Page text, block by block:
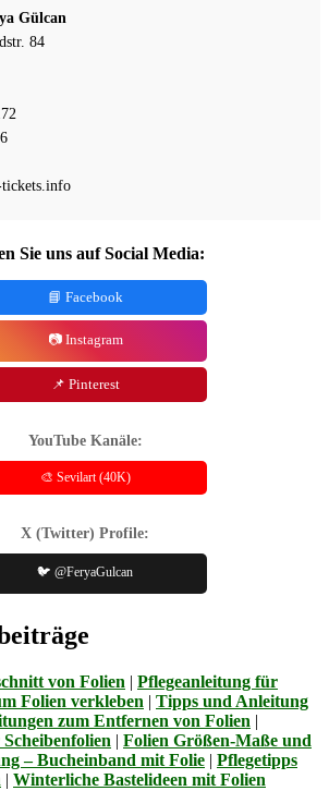
Gülcan
84
tickets.info
Sie uns auf Social Media:
📘 Facebook
📷 Instagram
📌 Pinterest
YouTube Kanäle:
🎨 Sevilart (40K)
X (Twitter) Profile:
🐦 @FeryaGulcan
von Folien | Pflegeanleitung für
Folien verkleben | Tipps und Anleitung
zum Entfernen von Folien |
| Folien Größen-Maße und
– Bucheinband mit Folie | Pflegetipps
| Winterliche Bastelideen mit Folien